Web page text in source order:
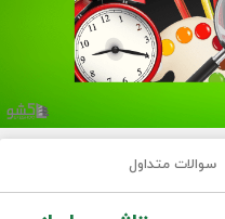
سوالات متداول